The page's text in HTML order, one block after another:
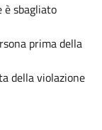
sbagliato
prima della
della violazione